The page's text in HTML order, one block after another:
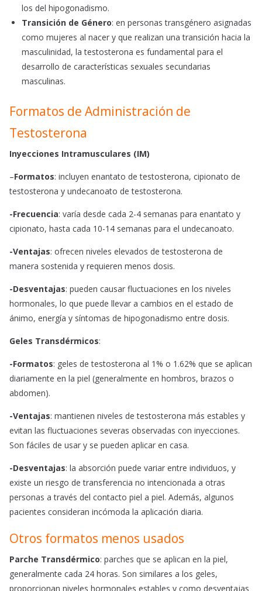
los del hipogonadismo.
Transición de Género: en personas transgénero asignadas
como mujeres al nacer y que realizan una transición hacia la
masculinidad, la testosterona es fundamental para el
desarrollo de características sexuales secundarias
masculinas.
Formatos de Administración de
Testosterona
Inyecciones Intramusculares (IM)
–Formatos: incluyen enantato de testosterona, cipionato de
testosterona y undecanoato de testosterona.
-Frecuencia: varía desde cada 2-4 semanas para enantato y
cipionato, hasta cada 10-14 semanas para el undecanoato.
-Ventajas: ofrecen niveles elevados de testosterona de
manera sostenida y requieren menos dosis.
-Desventajas: pueden causar fluctuaciones en los niveles
hormonales, lo que puede llevar a cambios en el estado de
ánimo, energía y síntomas de hipogonadismo entre dosis.
Geles Transdérmicos:
-Formatos: geles de testosterona al 1% o 1.62% que se aplican
diariamente en la piel (generalmente en hombros, brazos o
abdomen).
-Ventajas: mantienen niveles de testosterona más estables y
evitan las fluctuaciones severas observadas con inyecciones.
Son fáciles de usar y se pueden aplicar en casa.
-Desventajas: la absorción puede variar entre individuos, y
existe un riesgo de transferencia no intencionada a otras
personas a través del contacto piel a piel. Además, algunos
pacientes consideran incómoda la aplicación diaria.
Otros formatos menos usados
Parche Transdérmico: parches que se aplican en la piel,
generalmente cada 24 horas. Son similares a los geles,
proporcionan niveles hormonales estables y como desventajas